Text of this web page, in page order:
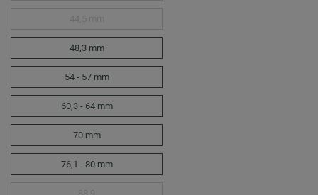
48,3 mm
54 - 57 mm
60,3 - 64 mm
70 mm
76,1 - 80 mm